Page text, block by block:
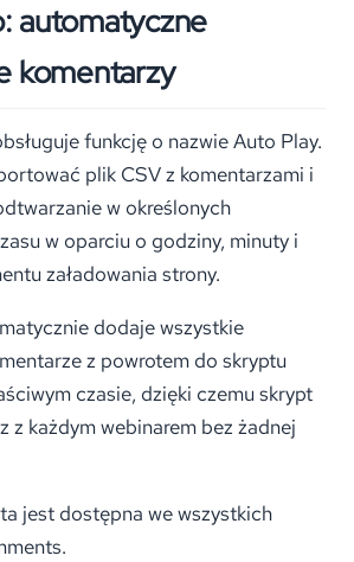
automatyczne
komentarzy
funkcję o nazwie Auto Play.
plik CSV z komentarzami i
w określonych
w oparciu o godziny, minuty i
załadowania strony.
dodaje wszystkie
z powrotem do skryptu
czasie, dzięki czemu skrypt
z każdym webinarem bez żadnej
jest dostępna we wszystkich